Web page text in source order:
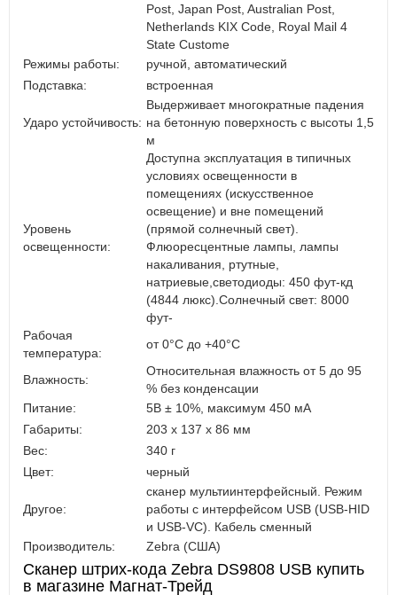
Post, Japan Post, Australian Post,
Netherlands KIX Code, Royal Mail 4
State Custome
Режимы работы:
ручной, автоматический
Подставка:
встроенная
Ударо устойчивость:
Выдерживает многократные падения
на бетонную поверхность с высоты 1,5
м
Уровень
освещенности:
Доступна эксплуатация в типичных
условиях освещенности в
помещениях (искусственное
освещение) и вне помещений
(прямой солнечный свет).
Флюоресцентные лампы, лампы
накаливания, ртутные,
натриевые,светодиоды: 450 фут-кд
(4844 люкс).Солнечный свет: 8000
фут-
Рабочая
температура:
от 0°C до +40°C
Влажность:
Относительная влажность от 5 до 95
% без конденсации
Питание:
5В ± 10%, максимум 450 мА
Габариты:
203 x 137 x 86 мм
Вес:
340 г
Цвет:
черный
Другое:
сканер мультиинтерфейсный. Режим
работы с интерфейсом USB (USB-HID
и USB-VC). Кабель сменный
Производитель:
Zebra (США)
Сканер штрих-кода Zebra DS9808 USB купить
в магазине Магнат-Трейд